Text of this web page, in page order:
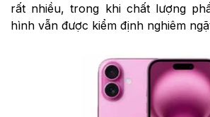
rất nhiều, trong khi chất lượng
hình vẫn được kiểm định nghiêm